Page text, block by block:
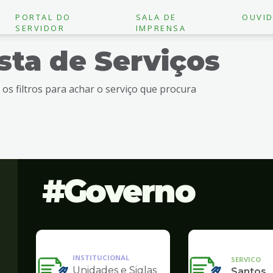
PORTAL DO
SERVIDOR
SALA DE
IMPRENSA
de Serviços
os filtros para achar o serviço que procura
Governo
INSTITUCIONAL
Unidades e Siglas
SERVICO